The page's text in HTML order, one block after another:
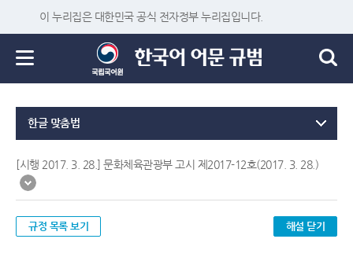
이 누리집은 대한민국 공식 전자정부 누리집입니다.
한글 맞춤법
[시행 2017. 3. 28.] 문화체육관광부 고시 제2017-12호(2017. 3. 28.)
규정 목록 보기 해설 닫기